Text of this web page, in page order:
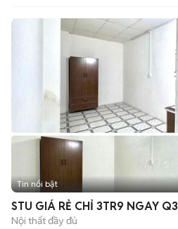
Tin nổi bật
STU GIÁ RẺ CHỈ 3TR9 NGAY Q3
Nội thất đầy đủ